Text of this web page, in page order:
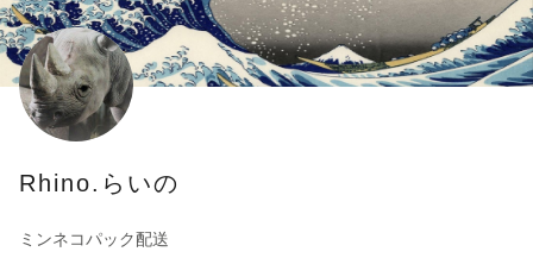
Rhino.らいの
ミンネコパック配送